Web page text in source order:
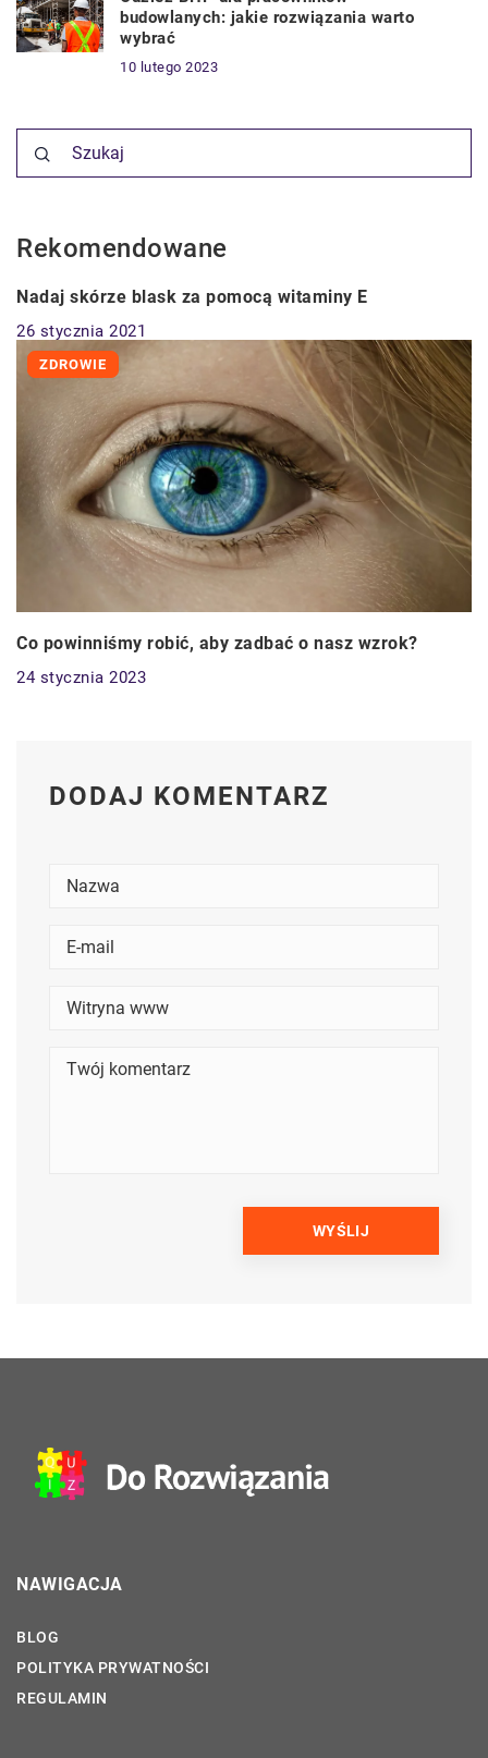
budowlanych: jakie rozwiązania warto
wybrać
10 lutego 2023
Rekomendowane
ZDROWIE
Nadaj skórze blask za pomocą witaminy E
26 stycznia 2021
ZDROWIE
Co powinniśmy robić, aby zadbać o nasz wzrok?
24 stycznia 2023
DODAJ KOMENTARZ
NAWIGACJA
BLOG
POLITYKA PRYWATNOŚCI
REGULAMIN